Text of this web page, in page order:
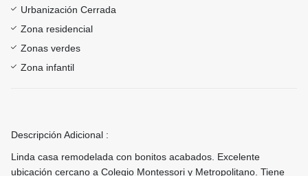
Urbanización Cerrada
Zona residencial
Zonas verdes
Zona infantil
Descripción Adicional :
Linda casa remodelada con bonitos acabados. Excelente
ubicación cercano a Colegio Montessori y Metropolitano. Tiene